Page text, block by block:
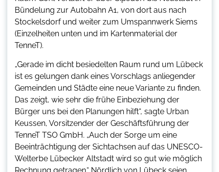
Bündelung zur Autobahn A1, von dort aus nach
Stockelsdorf und weiter zum Umspannwerk Siems
(Einzelheiten unten und im Kartenmaterial der
TenneT).
„Gerade im dicht besiedelten Raum rund um Lübeck
ist es gelungen dank eines Vorschlags anliegender
Gemeinden und Städte eine neue Variante zu finden.
Das zeigt, wie sehr die frühe Einbeziehung der
Bürger uns bei den Planungen hilft“, sagte Urban
Keussen, Vorsitzender der Geschäftsführung der
TenneT TSO GmbH. „Auch der Sorge um eine
Beeinträchtigung der Sichtachsen auf das UNESCO-
Welterbe Lübecker Altstadt wird so gut wie möglich